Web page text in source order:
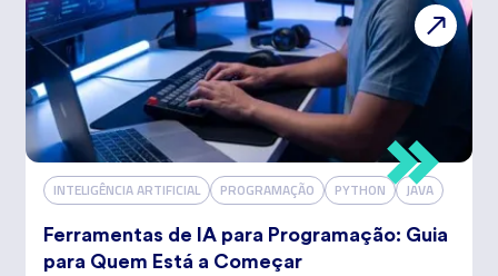
INTELIGÊNCIA ARTIFICIAL PROGRAMAÇÃO PYTHON JAVA
Ferramentas de IA para Programação: Guia
para Quem Está a Começar